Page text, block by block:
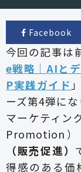
Facebook
今回の記事は
e戦略｜AIと
P実践ガイド
ーズ第4弾にな
マーケティン
Promotion
（販売促進）
得感のある価